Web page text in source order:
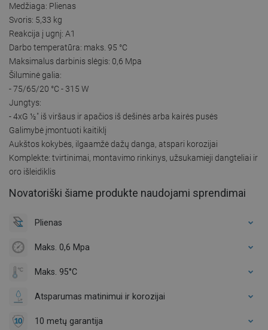
Medžiaga: Plienas
Svoris: 5,33 kg
Reakcija į ugnį: A1
Darbo temperatūra: maks. 95 °C
Maksimalus darbinis slėgis: 0,6 Mpa
Šiluminė galia:
- 75/65/20 °C - 315 W
Jungtys:
- 4xG ½″ iš viršaus ir apačios iš dešinės arba kairės pusės
Galimybė įmontuoti kaitiklį
Aukštos kokybės, ilgaamžė dažų danga, atspari korozijai
Komplekte: tvirtinimai, montavimo rinkinys, užsukamieji dangteliai ir
oro išleidiklis
Novatoriški šiame produkte naudojami sprendimai
Plienas
Maks. 0,6 Mpa
Maks. 95°C
Atsparumas matinimui ir korozijai
10 metų garantija